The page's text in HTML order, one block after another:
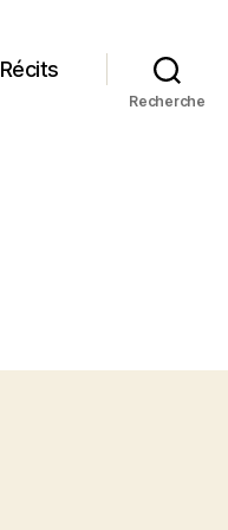
Récits
Recherche